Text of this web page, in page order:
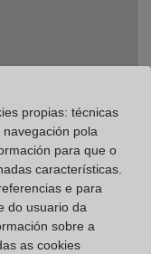
propias: técnicas
pola
para que o
características.
e para
do usuario da
sobre a
as cookies